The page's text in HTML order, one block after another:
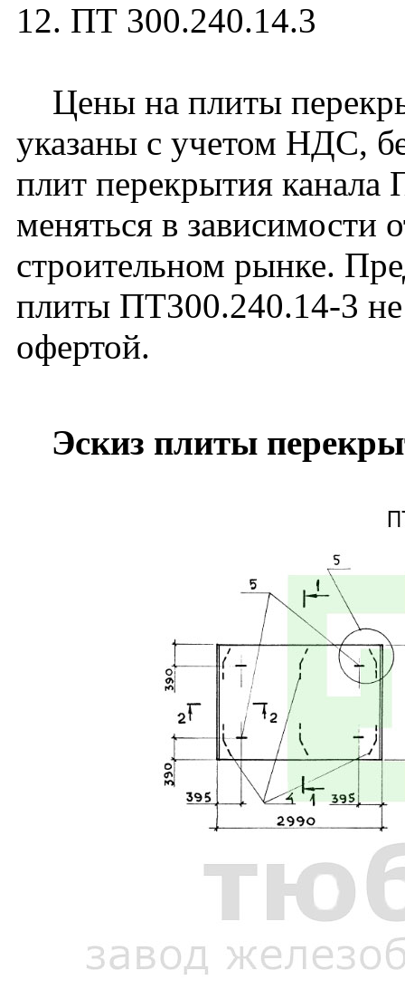
12. ПТ 300.240.14.3
Цены на плиты
указаны с учетом НДС,
плит перекрытия
меняться в зависимости
строительном рынке.
плиты ПТ300.240.14-3
офертой.
Эскиз плиты